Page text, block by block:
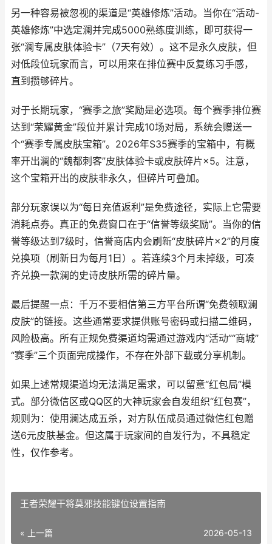
另一种容易被忽视的渠道是“英雄修炼”活动。当你在“活动-
英雄修炼”中选定澜并完成5000熟练度训练，即可获得一
张“澜专属皮肤体验卡”（7天有效）。这不是永久皮肤，但
对低段位玩家而言，可以用来在排位赛中反复练习手感，
直到攒够碎片。
对于长期玩家，“赛季之旅”奖励是必选项。每个赛季排位赛
达到“荣耀黄金”段位并累计完成10场对局，系统会赠送一
个“赛季专属皮肤宝箱”。2026年S35赛季的宝箱中，有概
率开出澜的“魏都刺客”皮肤体验卡或皮肤碎片×5。注意，
这个宝箱开出的皮肤非永久，但碎片可叠加。
部分玩家误以为“每日充值返利”是免费途径，实际上它需要
消耗点券。真正的免费窗口在于“信誉等级奖励”。当你的信
誉等级达到7级时，信誉商店内会刷新“皮肤碎片×2”的月度
兑换项（刷新日为每月1日）。若连续3个月未掉级，可凑
齐兑换一款澜的史诗皮肤所需的碎片量。
最后提醒一点：千万不要相信第三方平台所谓“免费领取澜
皮肤”的链接。这些通常要求提供账号密码或扫描二维码，
风险极高。所有正规免费渠道均需通过游戏内“活动”“商城”
“赛季”三个页面完成操作，不存在外部下载或分享机制。
如果上述常规渠道均无法满足需求，可以留意“红包局”模
式。部分微信区或QQ区的大神玩家会自发组织“红包赛”，
规则为：使用澜达成五杀，对方队伍成员通过微信红包赠
送6元皮肤基金。但这属于玩家间的自发行为，不具稳定
性，仅作参考。
王者荣耀干将莫邪技能键位设置指南
« 上一篇 2026-05-13